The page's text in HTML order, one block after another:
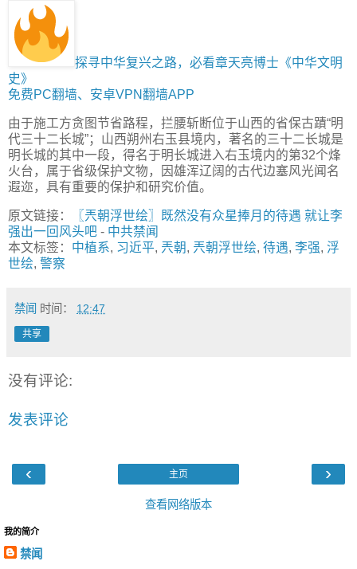
探寻中华复兴之路，必看章天亮博士《中华文明
史》
免费PC翻墙、安卓VPN翻墙APP
由于施工方贪图节省路程，拦腰斩断位于山西的省保古蹟“明
代三十二长城”；山西朔州右玉县境内，著名的三十二长城是
明长城的其中一段，得名于明长城进入右玉境内的第32个烽
火台，属于省级保护文物，因雄浑辽阔的古代边塞风光闻名
遐迩，具有重要的保护和研究价值。
原文链接：
〖兲朝浮世绘〗既然没有众星捧月的待遇 就让李
强出一回风头吧 - 中共禁闻
本文标签： 中植系, 习近平, 兲朝, 兲朝浮世绘, 待遇, 李强, 浮
世绘, 警察
禁闻 时间： 12:47
共享
没有评论:
发表评论
‹ ›
主页
查看网络版本
我的简介
禁闻